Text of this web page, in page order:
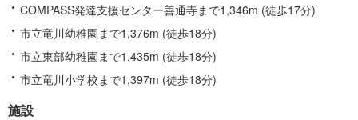
COMPASS発達支援センター善通寺まで1,346m (徒歩17分)
市立竜川幼稚園まで1,376m (徒歩18分)
市立東部幼稚園まで1,435m (徒歩18分)
市立竜川小学校まで1,397m (徒歩18分)
施設